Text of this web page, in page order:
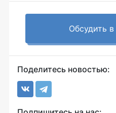
Обсудить
Поделитесь новостью: